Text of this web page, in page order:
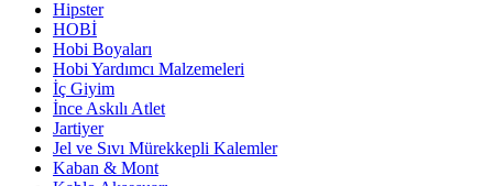
Hipster
HOBİ
Hobi Boyaları
Hobi Yardımcı Malzemeleri
İç Giyim
İnce Askılı Atlet
Jartiyer
Jel ve Sıvı Mürekkepli Kalemler
Kaban & Mont